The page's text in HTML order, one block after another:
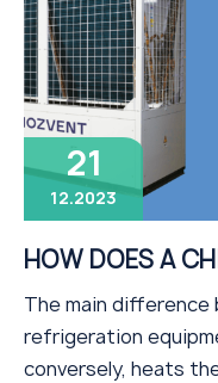
21
12.2023
HOW DOES A
The main difference
refrigeration
conversely, heats